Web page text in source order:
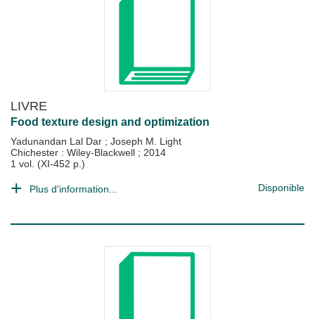
LIVRE
Food texture design and optimization
Yadunandan Lal Dar ; Joseph M. Light
Chichester : Wiley-Blackwell ; 2014
1 vol. (XI-452 p.)
Plus d'information... Disponible